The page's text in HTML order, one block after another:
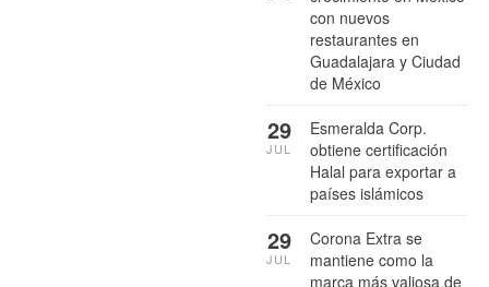
con nuevos
restaurantes en
Guadalajara y Ciudad
de México
Esmeralda Corp.
obtiene certificación
Halal para exportar a
países islámicos
29
JUL
Corona Extra se
mantiene como la
marca más valiosa de
29
JUL